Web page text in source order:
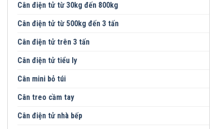
Cân điện tử từ 30kg đến 800kg
Cân điện tử từ 500kg đến 3 tấn
Cân điện tử trên 3 tấn
Cân điện tử tiểu ly
Cân mini bỏ túi
Cân treo cầm tay
Cân điện tử nhà bếp